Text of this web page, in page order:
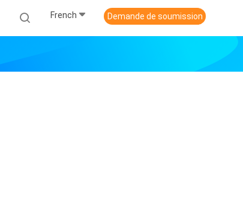
French Demande de soumission